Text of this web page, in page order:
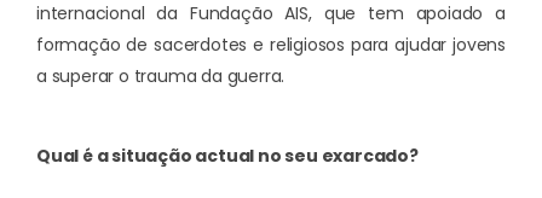
internacional da Fundação AIS, que tem apoiado a
formação de sacerdotes e religiosos para ajudar jovens
a superar o trauma da guerra.
Qual é a situação actual no seu exarcado?